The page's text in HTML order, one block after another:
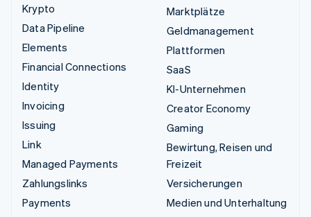
Krypto
Data Pipeline
Elements
Financial Connections
Identity
Invoicing
Issuing
Link
Managed Payments
Zahlungslinks
Payments
Marktplätze
Geldmanagement
Plattformen
SaaS
KI-Unternehmen
Creator Economy
Gaming
Bewirtung, Reisen und
Freizeit
Versicherungen
Medien und Unterhaltung